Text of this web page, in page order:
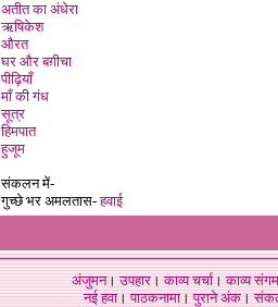
अतीत का अंधेरा
ऋषिकेश
औरत
घर और बग़ीचा
पीढ़िया
माँ की गंध
सूत्र
हिमपात
हुजूम
संकलन में-
गुच्छे भर अमलतास-हवाई
अंजुमन।उपहार।काव्य चर्चा।काव्य संगम
नई हवा। पाठकनामा। पुराने अंक।